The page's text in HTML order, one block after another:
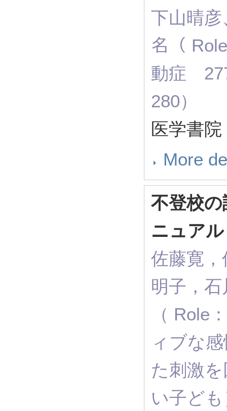
下山晴
名（
動症
280）
医学書
More
不登校
ニュアル
佐藤寛
明子，
（ Role
ィブな
た刺激
い子ど